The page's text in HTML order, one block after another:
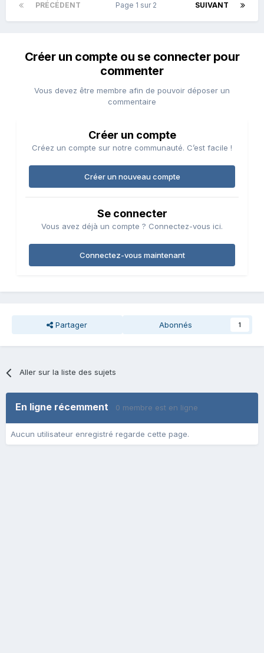
PRÉCÉDENT SUIVANT
Page 1 sur 2
Créer un compte ou se connecter pour
commenter
Vous devez être membre afin de pouvoir déposer un
commentaire
Créer un compte
Créez un compte sur notre communauté. C’est facile !
Créer un nouveau compte
Se connecter
Vous avez déjà un compte ? Connectez-vous ici.
Connectez-vous maintenant
Partager Abonnés 1
Aller sur la liste des sujets
En ligne récemment 0 membre est en ligne
Aucun utilisateur enregistré regarde cette page.